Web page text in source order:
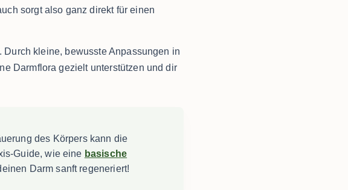
sorgt also ganz direkt für einen
kleine, bewusste Anpassungen in
Darmflora gezielt unterstützen und dir
des Körpers kann die
Guide, wie eine basische
Darm sanft regeneriert!